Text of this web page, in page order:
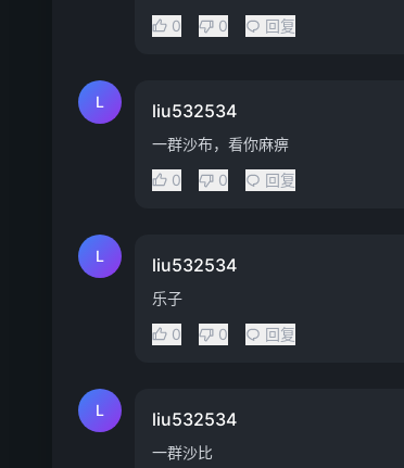
0
0 回复
L liu532534
一群沙布，看你麻痹
0
0 回复
L liu532534
乐子
0
0 回复
L liu532534
一群沙比